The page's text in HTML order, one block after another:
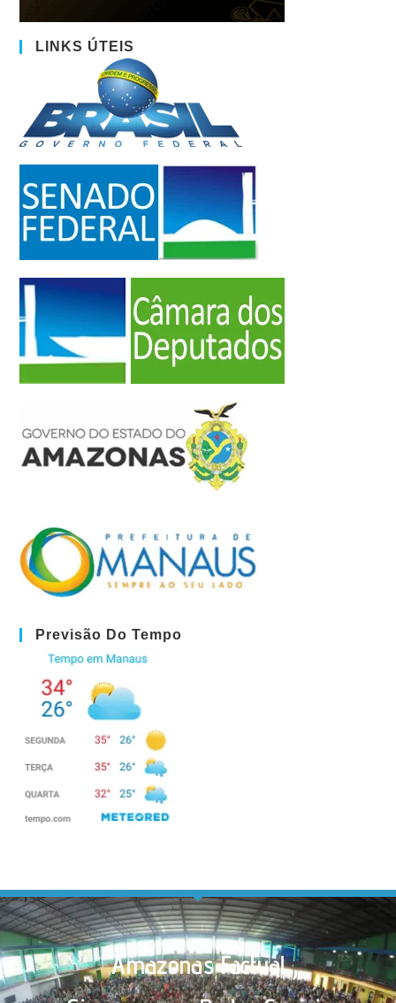
LINKS ÚTEIS
Previsão Do Tempo
Amazonas Factual